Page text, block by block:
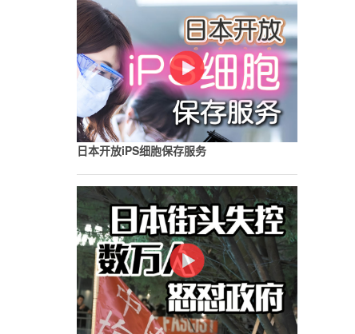
日本开放iPS细胞保存服务